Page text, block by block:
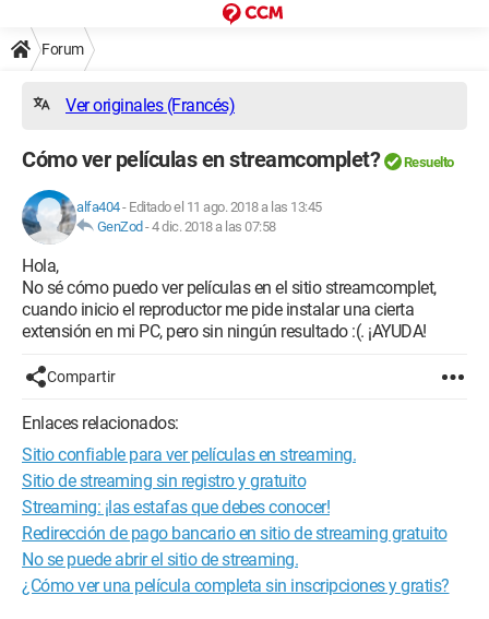
Forum
Ver originales (Francés)
Cómo ver películas en streamcomplet? Resuelto
alfa404- Editado el 11 ago. 2018 a las 13:45
GenZod -4 dic. 2018 a las 07:58
Hola,
No sé cómo puedo ver películas en el sitio streamcomplet,
cuando inicio el reproductor me pide instalar una cierta
extensión en mi PC, pero sin ningún resultado :(. ¡AYUDA!
Compartir
Enlaces relacionados:
Sitio confiable para ver películas en streaming.
Sitio de streaming sin registro y gratuito
Streaming: ¡las estafas que debes conocer!
Redirección de pago bancario en sitio de streaming gratuito
No se puede abrir el sitio de streaming.
¿Cómo ver una película completa sin inscripciones y gratis?